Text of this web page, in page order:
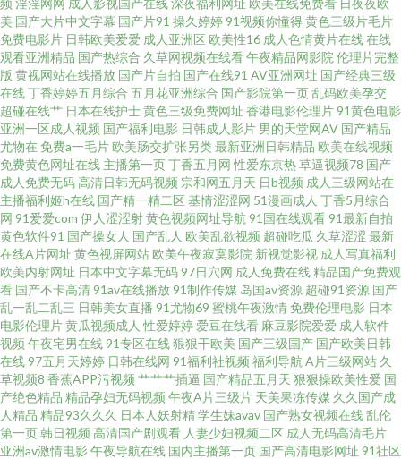
影音先锋操逼网 豆花成人在线网址 欧美人妖五月天 91爱爱Tv 国产操性 人人
操97 91uu成人福利 国产久超碰 日本叼嘿片 91色导 国区一区二区视频 日韩
无码观 91校花宝儿在线 狠狠撸88 91看片下载 韩国av在線 日韩综合 91在线
观看高清 免费视频91 91刺激在线视频 国产精品成人网站 日本视频a 91骚碰
在线观看 精品国产9199 微拍福利五区 肏屄短视频 男人色导航 亚洲性爱论坛
成人三级黄色网 欧美性爱网 91社抖音在线 狠狠草夜夜撸 四虎福利导航 成人
Av午夜影视 欧美中字 91炮图在线播放 含羞草福利影院 日韩免看一级a A级视
频 老司机性爱视频 亚洲成人网站在线 福利微拍伦理 日本aa成人在线 97超碰
无码 久草精品资源站 午夜福利姬 草逼视频软件 女同在线观看 91国产资源 麻
豆91 伊人成人在线视频 国产人妖另类 三级黄色白丝网站 avav岛国 老湿影院
频 淫淫网网 成人影视国产在线深夜福利网址 欧美在线免费看 日夜夜欧
美 国产大片中文字幕 国产片91 操久婷婷91视频你懂得黄色三级片毛片
免费电影片 日韩欧美爱爱 成人亚洲区 欧美性16 成人色情黄片在线在线
观看亚洲精品 国产热综合 久草网视频在线看午夜精品网影院 伦理片完整
版 黄视网站在线播放 国产片自拍 国产在线91 AV亚洲网址 国产经典三级
在线丁香婷婷五月综合 五月花亚洲综合 国产影院第一页乱码欧美孕交
超碰在线艹 日本在线护士黄色三级免费网址 香港电影伦理片91黄色电影
亚洲一区成人视频 国产福利电影 日韩成人影片 男的天堂网AV 国产精品
尤物在 免费a一毛片 欧美肠交扩张另类最新亚洲日韩精品 欧美在线视频
免费黄色网址在线 主播第一页丁香五月网 性爱东京热草逼视频78 国产
成人免费无码 高清日韩无码视频 宗和网五月天 日b视频 成人三级网站在
主播福利姬h在线 国产精一精二区 基情涩涩网 51漫画成人 丁香5月综合
网 91爱爱com 伊人涩涩射黄色视频网址导航 91国在线观看91最新自拍
黄色软件91 国产操女人 国产乱人 欧美乱欲视频 超碰吃瓜 久草涩涩 最新
在线A片网址 黄色视屏网站 欧美午夜寂寞影院 新视觉影视 成人写真福利
欧美内射网址 日本中文字幕无码97日穴网 成人免费在线精品国产免费观
看 国产不卡高清91av在线播放91制作传媒 岛国av资源 超碰91资源 国产
乱一乱二乱三 日韩美女直播 91尤物69 蜜桃午夜激情 免费伦理电影 日本
电影伦理片黄瓜视频成人 性爱婷婷 爱豆在线看 麻豆影院爱爱 成人软件
视频 午夜宅男在线91专区在线狠狠干欧美 国产三级国产 国产欧美日韩
在线97五月天婷婷 日韩在线网 91福利社视频 福利导航 A片三级网站 久
草视频8 香蕉APP污视频 艹艹艹插逼 国产精品五月天 狠狠操欧美性爱 国
产绝色精品 精品孕妇无码视频 午夜A片三级片 天美果冻传媒 久久国产成
人精品 精品93久久久 日本人妖射精学生妹avav 国产熟女视频在线乱伦
第一页韩日视频 高清国产剧观看 人妻少妇视频二区 成人无码高清毛片
亚洲av激情电影 午夜导航在线 国内主播第一页 国产高清电影网址 91社区